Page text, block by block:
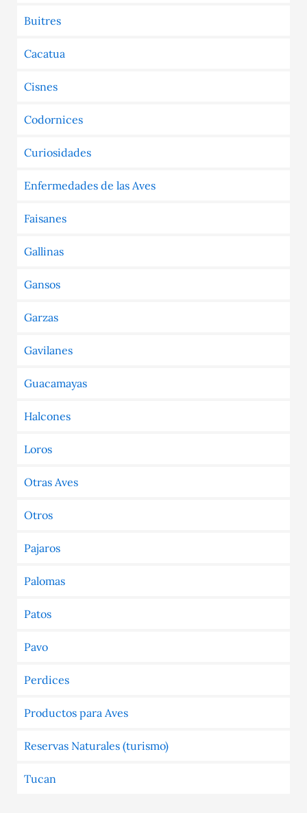
Buitres
Cacatua
Cisnes
Codornices
Curiosidades
Enfermedades de las Aves
Faisanes
Gallinas
Gansos
Garzas
Gavilanes
Guacamayas
Halcones
Loros
Otras Aves
Otros
Pajaros
Palomas
Patos
Pavo
Perdices
Productos para Aves
Reservas Naturales (turismo)
Tucan